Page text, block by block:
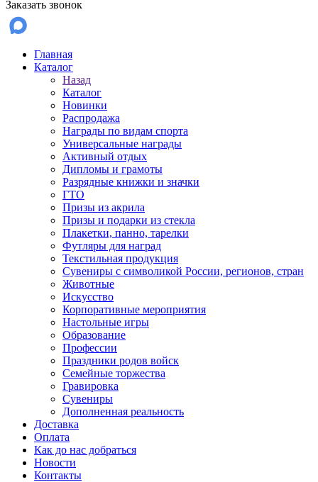
Заказать звонок
Главная
Каталог
Назад
Каталог
Новинки
Распродажа
Награды по видам спорта
Универсальные награды
Активный отдых
Дипломы и грамоты
Разрядные книжки и значки
ГТО
Призы из акрила
Призы и подарки из стекла
Плакетки, панно, тарелки
Футляры для наград
Текстильная продукция
Сувениры с символикой России, регионов, стран
Животные
Искусство
Корпоративные мероприятия
Настольные игры
Образование
Профессии
Праздники родов войск
Семейные торжества
Гравировка
Сувениры
Дополненная реальность
Доставка
Оплата
Как до нас добраться
Новости
Контакты